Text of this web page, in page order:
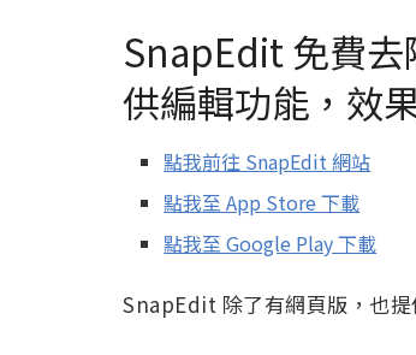
SnapEdit 免費去
供編輯功能，效
點我前往 SnapEdit 網站
點我至 App Store 下載
點我至 Google Play 下載
SnapEdit 除了有網頁版，也